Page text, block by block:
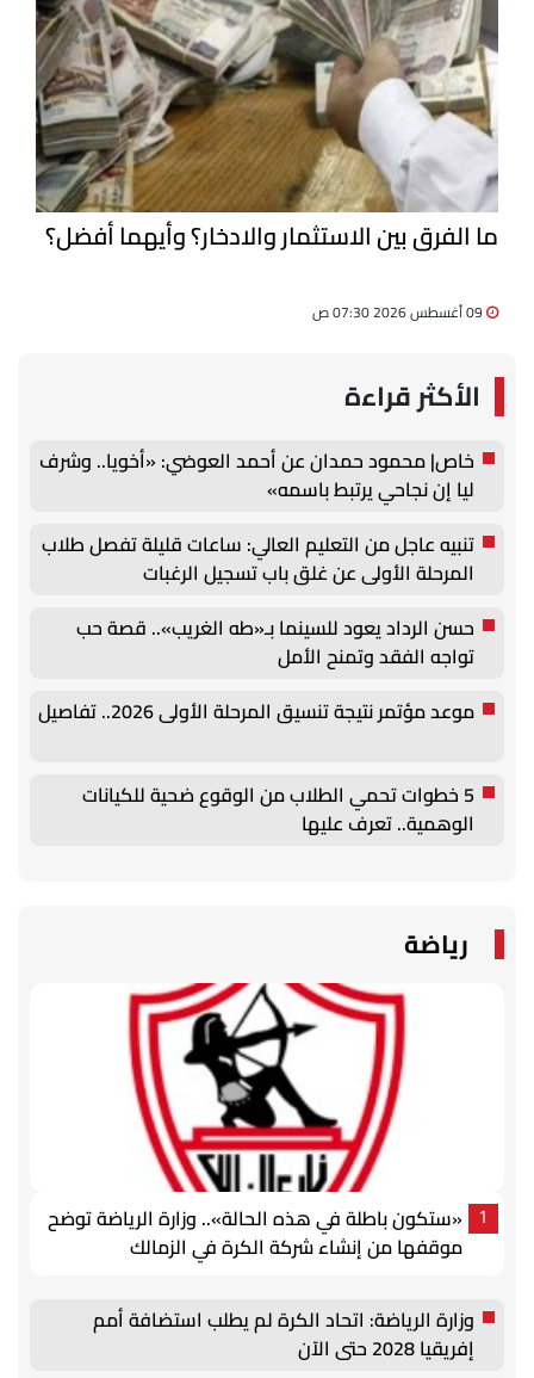
ما الفرق بين الاستثمار والادخار؟ وأيهما أفضل؟
الأكثر قراءة
خاص| محمود حمدان عن أحمد العوضي: «أخويا.. وشرف
ليا إن نجاحي يرتبط باسمه»
تنبيه عاجل من التعليم العالي: ساعات قليلة تفصل طلاب
المرحلة الأولى عن غلق باب تسجيل الرغبات
حسن الرداد يعود للسينما بـ«طه الغريب».. قصة حب
تواجه الفقد وتمنح الأمل
موعد مؤتمر نتيجة تنسيق المرحلة الأولى 2026.. تفاصيل
5 خطوات تحمي الطلاب من الوقوع ضحية للكيانات
الوهمية.. تعرف عليها
رياضة
1
«ستكون باطلة في هذه الحالة».. وزارة الرياضة توضح
موقفها من إنشاء شركة الكرة في الزمالك
وزارة الرياضة: اتحاد الكرة لم يطلب استضافة أمم
إفريقيا 2028 حتى الآن